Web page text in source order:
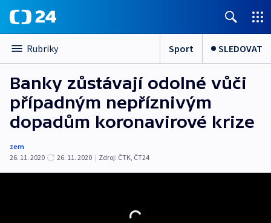
Rubriky Sport SLEDOVAT
Banky zůstávají odolné vůči
případným nepříznivým
dopadům koronavirové krize
zem
26. 11. 2020
26. 11. 2020 | Zdroj: ČTK, ČT24